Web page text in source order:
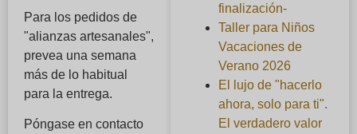
Para los pedidos de
"alianzas artesanales",
prevea una semana
más de lo habitual
para la entrega.
Póngase en contacto
finalización-
Taller para Niños
Vacaciones de
Verano 2026
El lujo de "hacerlo
ahora, solo para ti".
El verdadero valor